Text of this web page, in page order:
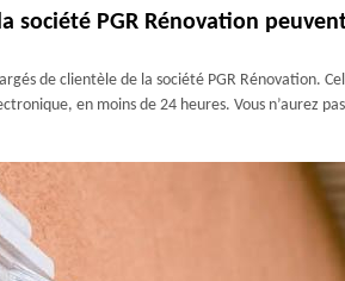
société PGR Rénovation
de clientèle de la société PGR Rénovation.
en moins de 24 heures. Vous n’aurez